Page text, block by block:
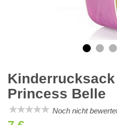
Princess Belle
Noch nicht